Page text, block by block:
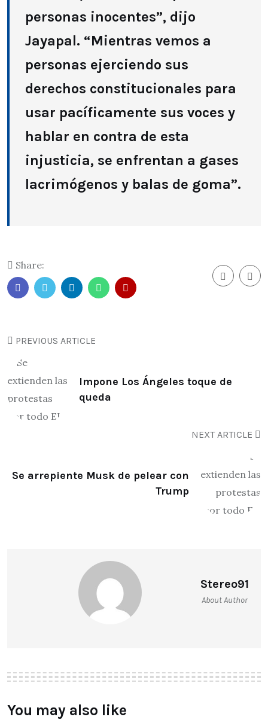
personas inocentes”, dijo
Jayapal. “Mientras vemos a
personas ejerciendo sus
derechos constitucionales para
usar pacíficamente sus voces y
hablar en contra de esta
injusticia, se enfrentan a gases
lacrimógenos y balas de goma”.
Share:
PREVIOUS ARTICLE
Impone Los Ángeles toque de
queda
NEXT ARTICLE
Se arrepiente Musk de pelear con
Trump
Stereo91
About Author
You may also like